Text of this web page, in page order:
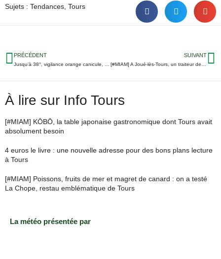
Sujets : Tendances Tours
PRÉCÉDENT SUIVANT
À lire sur Info Tours
[#MIAM] KŌBŌ, la table japonaise gastronomique dont Tours avait
absolument besoin
4 euros le livre : une nouvelle adresse pour des bons plans lecture
à Tours
[#MIAM] Poissons, fruits de mer et magret de canard : on a testé
La Chope, restau emblématique de Tours
La météo présentée par